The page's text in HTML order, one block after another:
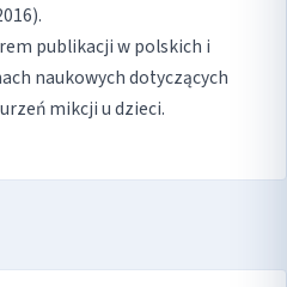
publikacji w polskich i
naukowych dotyczących
mikcji u dzieci.